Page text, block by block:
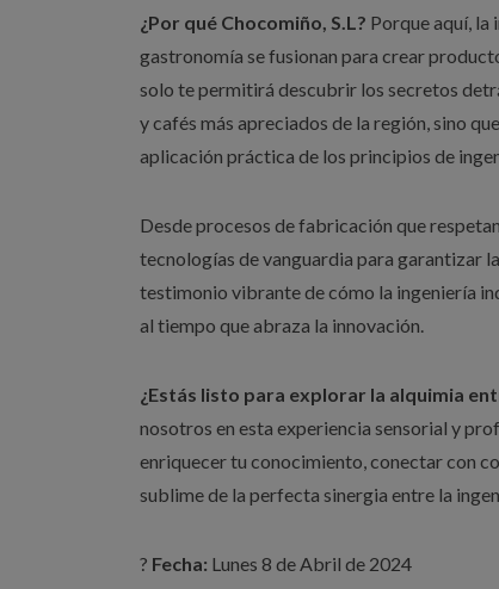
¿Por qué Chocomiño, S.L? Porque aquí, la
gastronomía se fusionan para crear
solo te permitirá descubrir los secretos
y cafés más apreciados de la región, sino
aplicación práctica de los principios de
Desde procesos de fabricación que
tecnologías de vanguardia para garantizar
testimonio vibrante de cómo la ingeniería
al tiempo que abraza la innovación.
¿Estás listo para explorar la alquimia
nosotros en esta experiencia sensorial y
enriquecer tu conocimiento, conectar con
sublime de la perfecta sinergia entre la
? Fecha: Lunes 8 de Abril de 2024